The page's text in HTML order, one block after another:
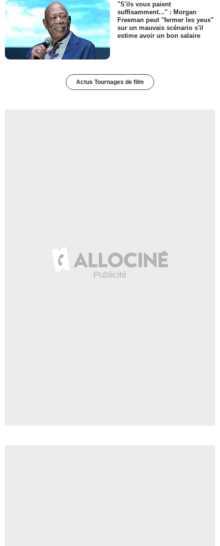
"S'ils vous paient
suffisamment..." : Morgan
Freeman peut "fermer les yeux"
sur un mauvais scénario s'il
estime avoir un bon salaire
Actus Tournages de film